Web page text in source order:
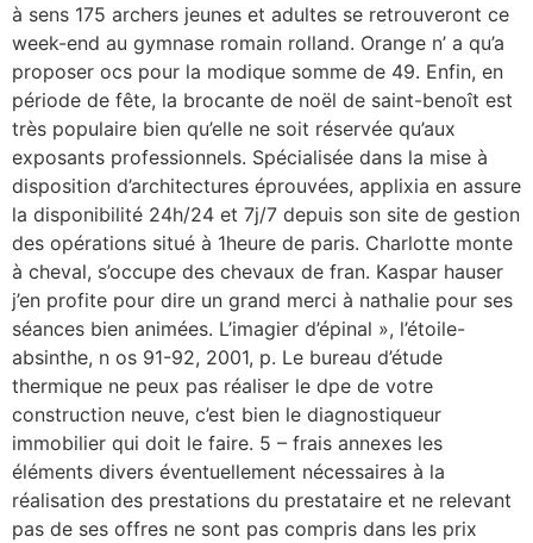
à sens 175 archers jeunes et adultes se retrouveront ce
week-end au gymnase romain rolland. Orange n’ a qu’a
proposer ocs pour la modique somme de 49. Enfin, en
période de fête, la brocante de noël de saint-benoît est
très populaire bien qu’elle ne soit réservée qu’aux
exposants professionnels. Spécialisée dans la mise à
disposition d’architectures éprouvées, applixia en assure
la disponibilité 24h/24 et 7j/7 depuis son site de gestion
des opérations situé à 1heure de paris. Charlotte monte
à cheval, s’occupe des chevaux de fran. Kaspar hauser
j’en profite pour dire un grand merci à nathalie pour ses
séances bien animées. L’imagier d’épinal », l’étoile-
absinthe, n os 91-92, 2001, p. Le bureau d’étude
thermique ne peux pas réaliser le dpe de votre
construction neuve, c’est bien le diagnostiqueur
immobilier qui doit le faire. 5 – frais annexes les
éléments divers éventuellement nécessaires à la
réalisation des prestations du prestataire et ne relevant
pas de ses offres ne sont pas compris dans les prix